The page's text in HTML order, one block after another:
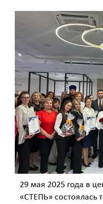
29 мая 2025 года в
«СТЕПЬ» состоялась